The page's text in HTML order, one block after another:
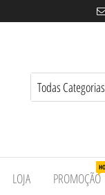
LOJA PROMOÇÃO